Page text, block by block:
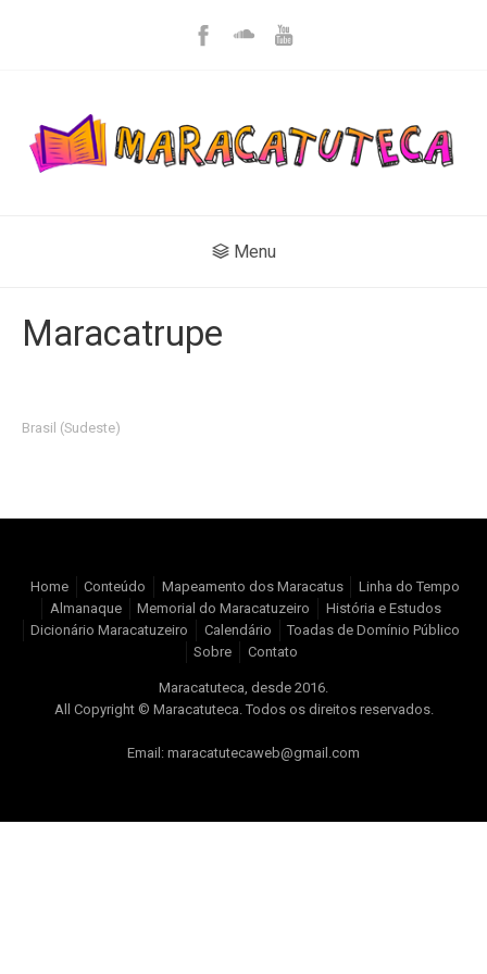
Menu
Maracatrupe
Brasil (Sudeste)
Home Conteúdo Mapeamento dos Maracatus
Linha do Tempo
Almanaque
Memorial do Maracatuzeiro
História e Estudos
Dicionário Maracatuzeiro
Calendário
Toadas de Domínio Público
Sobre
Contato
Maracatuteca, desde 2016.
All Copyright © Maracatuteca. Todos os direitos reservados.
Email: maracatutecaweb@gmail.com